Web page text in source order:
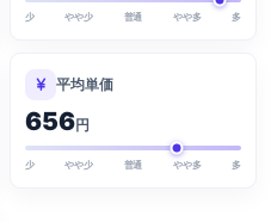
少 やや少 普通 やや多 多
平均単価
656円
少 やや少 普通 やや多 多